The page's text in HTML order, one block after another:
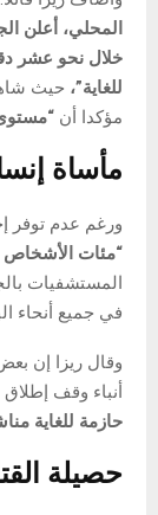
المحلي، أعلن
خلال نحو عشر
للغاية”، حيث
مؤكدا أن
مأساة
ورغم عدم توفر
“مئات الأشخاص
المستشفيات
في جميع أنحاء
وقال ريزا إن
أنباء وقف إطلاق
حازمة للغاية
حصيلة